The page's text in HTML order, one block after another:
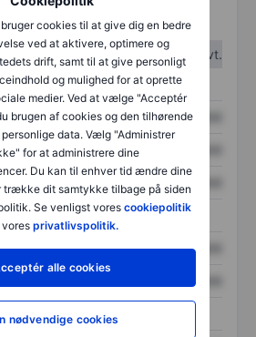
cookies til at give dig en bedre
ved at aktivere, optimere og
drift, samt til at give personligt
og mulighed for at oprette
medier. Ved at vælge "Acceptér
brugen af cookies og den tilhørende
data. Vælg "Administrer
for at administrere dine
Du kan til enhver tid ændre dine
dit samtykke tilbage på siden
Se venligst vores cookiepolitik
privatlivspolitik.
alle cookies
nødvendige cookies
1. kvt.
2. kvt.
XXXXXXX XXXXXXX
XXXXXXX
XXXXXXX XXXXXXX
XXXXXXX XXXXXXX
XXXXXXX